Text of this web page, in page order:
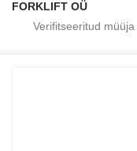
FORKLIFT OÜ